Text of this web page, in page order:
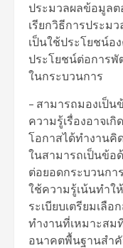
ประมวลผลข้อมูล
เรียกวิธีการประม
เป็นใช้ประโยชน์อ
ประโยชน์ต่อการ
ในกระบวนการ
– สามารถมองเป็
ความรู้เรื่องอาจเ
โอกาสได้ทำงาน
ในสามารถเป็นข้อ
ต่อยอดกระบวนกา
ใช้ความรู้เน้นทำใ
ระเบียบเตรียมเลื
ทำงานที่เหมาะส
อนาคตพื้นฐานสำ